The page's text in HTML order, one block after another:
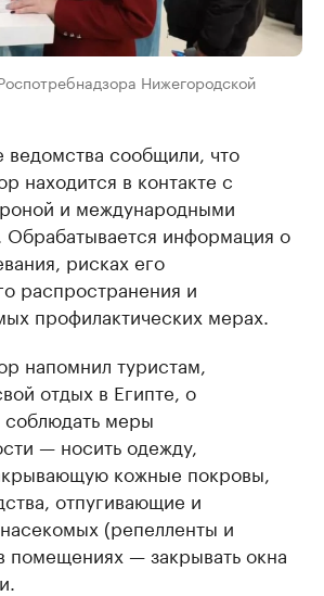
Нижегородской
сообщили, что
находится в контакте с
и международными
Обрабатывается информация о
рисках его
распространения и
профилактических мерах.
напомнил туристам,
отдых в Египте, о
меры
— носить одежду,
кожные покровы,
отпугивающие и
(репелленты и
помещениях — закрывать окна